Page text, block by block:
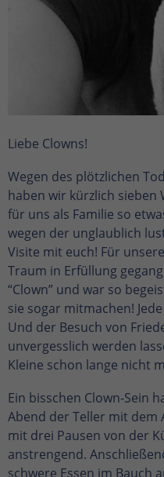
Liebe Clowns!
Wegen des plötzlichen
haben wir kürzlich sieben
für uns als Familie so
wegen der unglaublich
Visite mit euch! Für
Traum in Erfüllung
“Clown” und war so
sie sogar mitmachen!
Und der Besuch von
unvergesslich werden
Kleine schon lange nicht
Ein bisschen Clown-Sein
Abend der Teller mit dem
mit drei Pausen von der
anstrengend.
schwere Essen im Bauch